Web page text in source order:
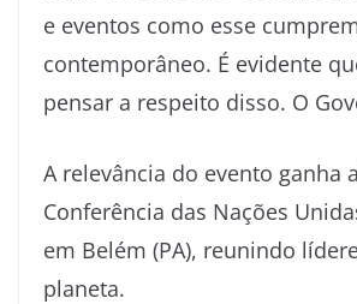
e eventos como esse
contemporâneo. É evidente
pensar a respeito disso. O
A relevância do evento ganha
Conferência das Nações
em Belém (PA), reunindo
planeta.